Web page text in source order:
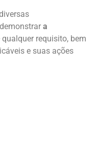
a
qualquer requisito, bem
e suas ações